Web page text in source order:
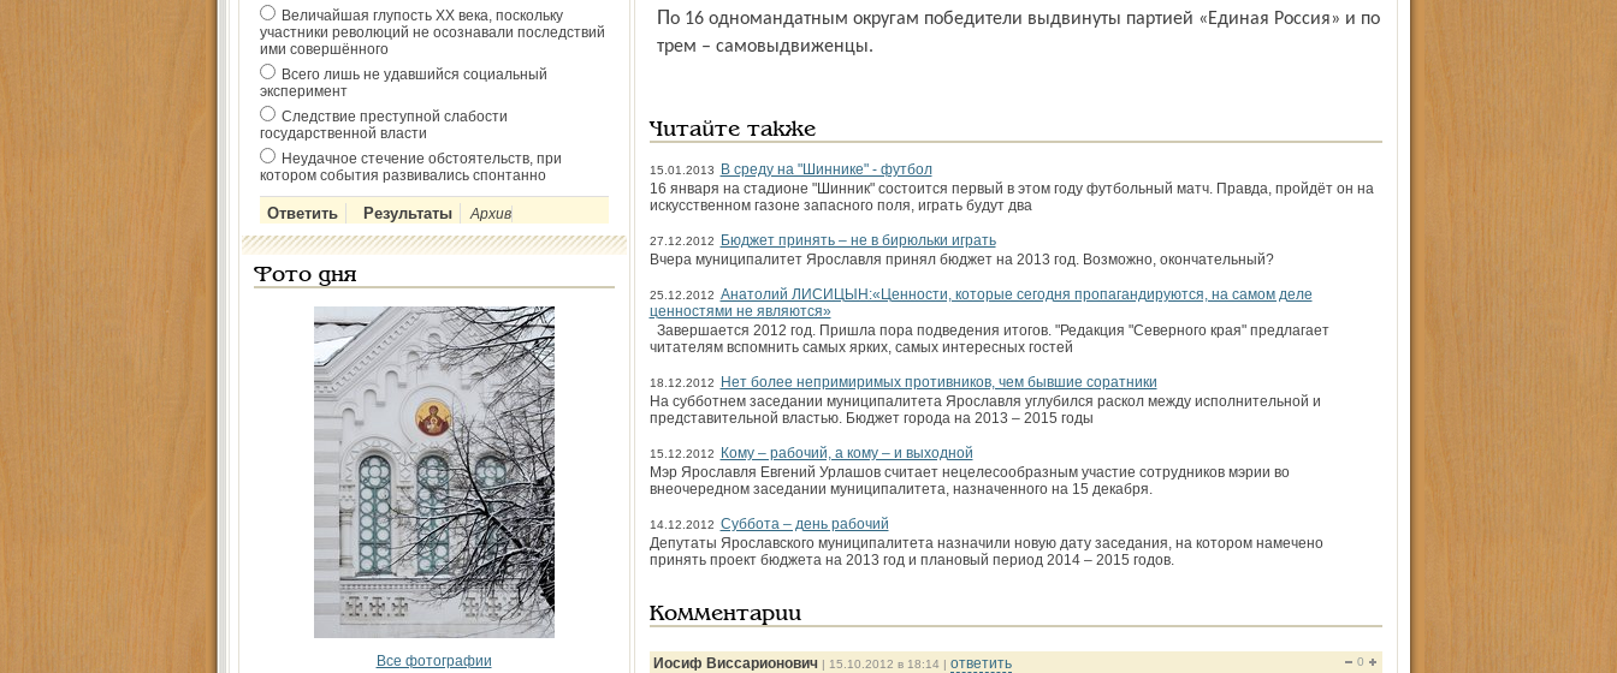
Величайшая глупость ХХ века, поскольку
участники революций не осознавали последствий
ими совершённого
Всего лишь не удавшийся социальный
эксперимент
Следствие преступной слабости
государственной власти
Неудачное стечение обстоятельств, при
котором события развивались спонтанно
Архив
Фото дня
Все фотографии
По 16 одномандатным округам победители выдвинуты партией «Единая Россия» и по
трем – самовыдвиженцы.
Читайте также
15.01.2013
В среду на "Шиннике" - футбол
16 января на стадионе "Шинник" состоится первый в этом году футбольный матч. Правда, пройдёт он на
искусственном газоне запасного поля, играть будут два
27.12.2012
Бюджет принять – не в бирюльки играть
Вчера муниципалитет Ярославля принял бюджет на 2013 год. Возможно, окончательный?
25.12.2012 Анатолий ЛИСИЦЫН:«Ценности, которые сегодня пропагандируются, на самом деле
ценностями не являются»
Завершается 2012 год. Пришла пора подведения итогов. "Редакция "Северного края" предлагает
читателям вспомнить самых ярких, самых интересных гостей
18.12.2012
Нет более непримиримых противников, чем бывшие соратники
На субботнем заседании муниципалитета Ярославля углубился раскол между исполнительной и
представительной властью. Бюджет города на 2013 – 2015 годы
15.12.2012
Кому – рабочий, а кому – и выходной
Мэр Ярославля Евгений Урлашов считает нецелесообразным участие сотрудников мэрии во
внеочередном заседании муниципалитета, назначенного на 15 декабря.
14.12.2012 Суббота – день рабочий
Депутаты Ярославского муниципалитета назначили новую дату заседания, на котором намечено
принять проект бюджета на 2013 год и плановый период 2014 – 2015 годов.
Комментарии
Иосиф Виссарионович| 15.10.2012 в 18:14 | ответить 0